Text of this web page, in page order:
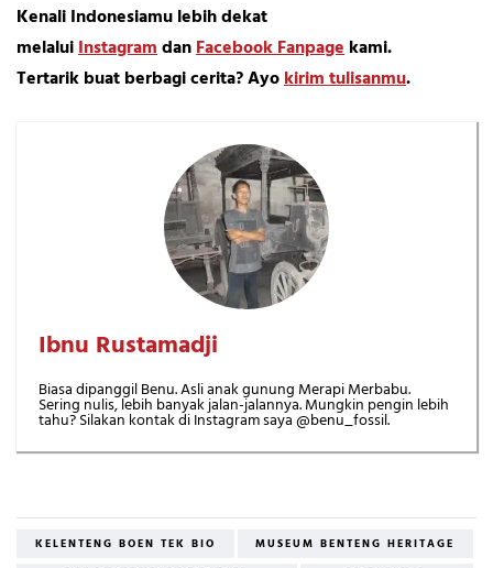
Kenali Indonesiamu lebih dekat
melaluiInstagramdanFacebook Fanpagekami.
Tertarik buat berbagi cerita? Ayokirim tulisanmu.
Ibnu Rustamadji
Biasa dipanggil Benu. Asli anak gunung Merapi Merbabu.
Sering nulis, lebih banyak jalan-jalannya. Mungkin pengin lebih
tahu? Silakan kontak di Instagram saya @benu_fossil.
KELENTENG BOEN TEK BIO
MUSEUM BENTENG HERITAGE